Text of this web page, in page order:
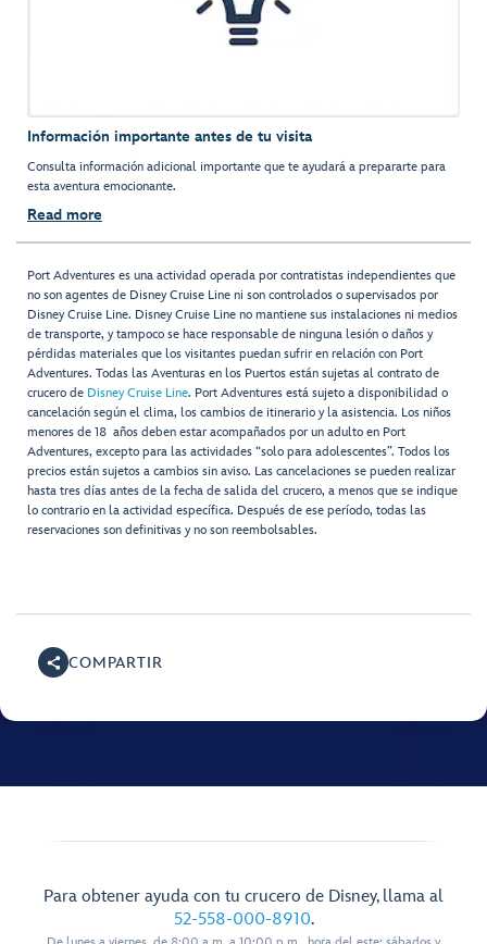
Información importante antes de tu visita
Consulta información adicional importante que te ayudará a prepararte para
esta aventura emocionante.
Read more
Port Adventures es una actividad operada por contratistas independientes que
no son agentes de Disney Cruise Line ni son controlados o supervisados por
Disney Cruise Line. Disney Cruise Line no mantiene sus instalaciones ni medios
de transporte, y tampoco se hace responsable de ninguna lesión o daños y
pérdidas materiales que los visitantes puedan sufrir en relación con Port
Adventures. Todas las Aventuras en los Puertos están sujetas al contrato de
crucero de Disney Cruise Line. Port Adventures está sujeto a disponibilidad o
cancelación según el clima, los cambios de itinerario y la asistencia. Los niños
menores de 18 años deben estar acompañados por un adulto en Port
Adventures, excepto para las actividades “solo para adolescentes”. Todos los
precios están sujetos a cambios sin aviso. Las cancelaciones se pueden realizar
hasta tres días antes de la fecha de salida del crucero, a menos que se indique
lo contrario en la actividad específica. Después de ese período, todas las
reservaciones son definitivas y no son reembolsables.
COMPARTIR
Para obtener ayuda con tu crucero de Disney, llama al
52-558-000-8910.